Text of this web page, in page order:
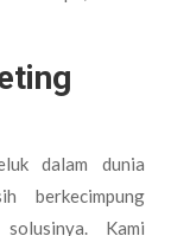
dalam dunia
berkecimpung
Kami